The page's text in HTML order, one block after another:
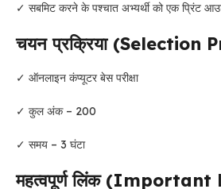
✓ सबमिट करने के पश्चात अभ्यर्थी को एक प्रिंट
चयन प्रक्रिया (Selection
✓ ऑनलाइन कंप्यूटर बेस परीक्षा
✓ कुल अंक – 200
✓ समय – 3 घंटा
महत्वपूर्ण लिंक (Important